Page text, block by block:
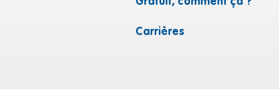
Gratuit, comment ça ?
Carrières